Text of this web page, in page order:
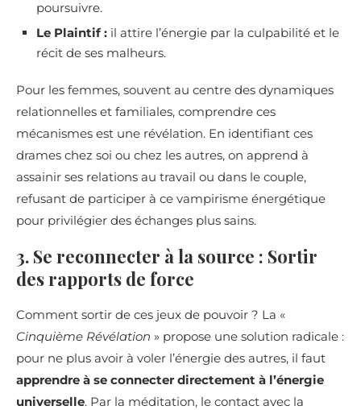
poursuivre.
Le Plaintif : il attire l’énergie par la culpabilité et le
récit de ses malheurs.
Pour les femmes, souvent au centre des dynamiques
relationnelles et familiales, comprendre ces
mécanismes est une révélation. En identifiant ces
drames chez soi ou chez les autres, on apprend à
assainir ses relations au travail ou dans le couple,
refusant de participer à ce vampirisme énergétique
pour privilégier des échanges plus sains.
3. Se reconnecter à la source : Sortir
des rapports de force
Comment sortir de ces jeux de pouvoir ? La «
Cinquième Révélation » propose une solution radicale :
pour ne plus avoir à voler l’énergie des autres, il faut
apprendre à se connecter directement à l’énergie
universelle. Par la méditation, le contact avec la